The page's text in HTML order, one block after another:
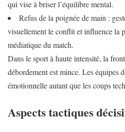
qui vise à briser l’équilibre mental.
Refus de la poignée de main :
visuellement le conflit et influence la
médiatique du match.
Dans le sport à haute intensité, la
débordement est mince. Les équipes
émotionnelle autant que les coups
Aspects tactiques